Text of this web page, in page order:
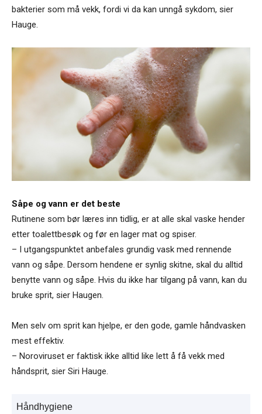
bakterier som må vekk, fordi vi da kan unngå sykdom, sier
Hauge.
Såpe og vann er det beste
Rutinene som bør læres inn tidlig, er at alle skal vaske hender
etter toalettbesøk og før en lager mat og spiser.
– I utgangspunktet anbefales grundig vask med rennende
vann og såpe. Dersom hendene er synlig skitne, skal du alltid
benytte vann og såpe. Hvis du ikke har tilgang på vann, kan du
bruke sprit, sier Haugen.
Men selv om sprit kan hjelpe, er den gode, gamle håndvasken
mest effektiv.
– Noroviruset er faktisk ikke alltid like lett å få vekk med
håndsprit, sier Siri Hauge.
Håndhygiene